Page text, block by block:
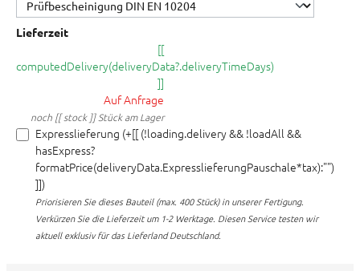
Lieferzeit
[[
computedDelivery(deliveryData?.deliveryTimeDays)
]]
Auf Anfrage
noch [[ stock ]] Stück am Lager
Expresslieferung (+[[ (!loading.delivery && !loadAll &&
hasExpress?
formatPrice(deliveryData.ExpresslieferungPauschale*tax):"")
]])
Priorisieren Sie dieses Bauteil (max. 400 Stück) in unserer Fertigung.
Verkürzen Sie die Lieferzeit um 1-2 Werktage. Diesen Service testen wir
aktuell exklusiv für das Lieferland Deutschland.